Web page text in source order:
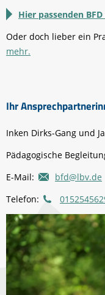
Hier passenden
Oder doch lieber ein
mehr.
Ihr
Inken Dirks-Gang und
Pädagogische
E-Mail:
bfd@lbv.de
Telefon: